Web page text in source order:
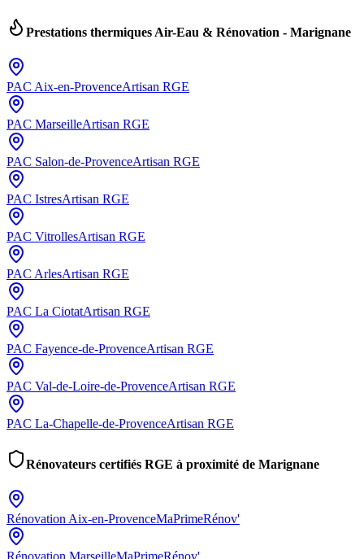
Prestations thermiques Air-Eau & Rénovation - Marignane
PAC Aix-en-ProvenceArtisan RGE
PAC MarseilleArtisan RGE
PAC Salon-de-ProvenceArtisan RGE
PAC IstresArtisan RGE
PAC VitrollesArtisan RGE
PAC ArlesArtisan RGE
PAC La CiotatArtisan RGE
PAC Fayence-de-ProvenceArtisan RGE
PAC Val-de-Loire-de-ProvenceArtisan RGE
PAC La-Chapelle-de-ProvenceArtisan RGE
Rénovateurs certifiés RGE à proximité de Marignane
Rénovation Aix-en-ProvenceMaPrimeRénov'
Rénovation MarseilleMaPrimeRénov'